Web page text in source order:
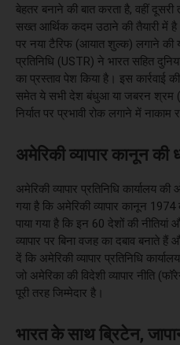
बेहतर बनाने की बात करता है, वहीं
सख्त आर्थिक कदम उठाने की तैयारी में
पर नया टैरिफ (आयात शुल्क) लगाने की
प्रतिनिधि (USTR) ने भारत सहित
का प्रस्ताव पेश किया है। इस कार्रवाई
समेत ये सभी देश बंधुआ या जबरन श्रम
निर्यात पर प्रभावी रोक लगाने में नाकाम
अमेरिकी व्यापार कानून
अमेरिकी व्यापार प्रतिनिधि कार्यालय
गया है कि अमेरिकी व्यापार कानून
पाया गया है कि इन 60 देशों की
व्यापार पर बिना वजह का दबाव
दें कि अमेरिकी व्यापार प्रतिनिधि
जो अमेरिका की विदेशी व्यापार नीति
पूरी तरह जिम्मेदार है।
भारत के साथ ब्रिटेन,